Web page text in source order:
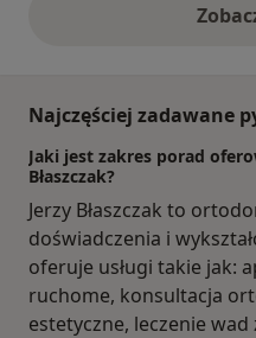
Najczęściej zadawane
Jaki jest zakres porad
Błaszczak?
Jerzy Błaszczak to
doświadczenia i
oferuje usługi takie jak:
ruchome, konsultacja
estetyczne, leczenie